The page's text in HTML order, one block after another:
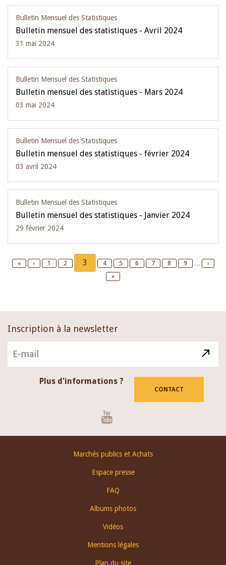
Bulletin Mensuel des Statistiques
Bulletin mensuel des statistiques - Avril 2024
31 mai 2024
Bulletin Mensuel des Statistiques
Bulletin mensuel des statistiques - Mars 2024
03 mai 2024
Bulletin Mensuel des Statistiques
Bulletin mensuel des statistiques - février 2024
03 avril 2024
Bulletin Mensuel des Statistiques
Bulletin mensuel des statistiques - Janvier 2024
29 février 2024
First
«
Previous
‹ Page
1 Page
2
Current
page
3 Page
4 Page
5 Page
6 Page
7 Page
8 Page
9 …
Next
›
Last
»
Inscription à la newsletter
Plus d'informations ?
CONTACT
Marchés publics et Achats
Espace presse
FAQ
Albums photos
Vidéos
Mentions légales
Plan du site